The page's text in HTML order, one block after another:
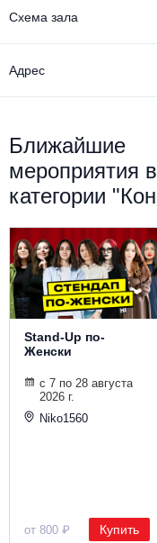
Металл
Схема зала
Адрес
Ближайшие
мероприятия в
категории
Stand-Up по-
Женски
с 7 по 28 августа
2026 г.
Niko1560
от 800 ₽ Купить